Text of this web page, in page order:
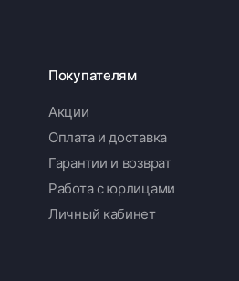
Покупателям
Акции
Оплата и доставка
Гарантии и возврат
Работа с юрлицами
Личный кабинет